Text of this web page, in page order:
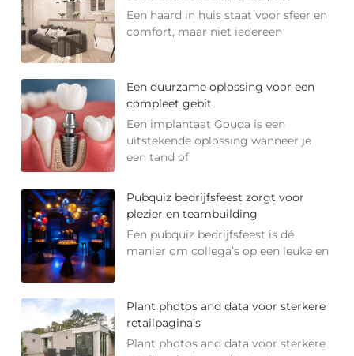
Een haard in huis staat voor sfeer en
comfort, maar niet iedereen
Een duurzame oplossing voor een
compleet gebit
Een implantaat Gouda is een
uitstekende oplossing wanneer je
een tand of
Pubquiz bedrijfsfeest zorgt voor
plezier en teambuilding
Een pubquiz bedrijfsfeest is dé
manier om collega’s op een leuke en
Plant photos and data voor sterkere
retailpagina’s
Plant photos and data voor sterkere